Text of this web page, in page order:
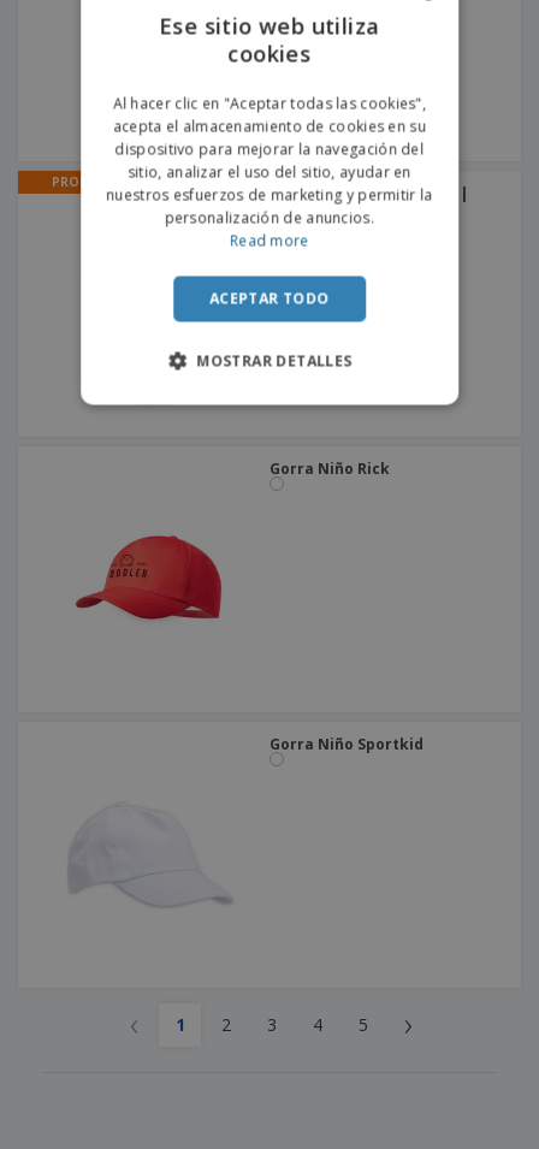
PROMO
Gorro reversible TRAVEL |
Sombrero Reversible
Gorra Niño Rick
Gorra Niño Sportkid
‹ 1 2 3 4 5 ›
SPANISH
Ese sitio web utiliza
cookies
Al hacer clic en "Aceptar todas las cookies",
acepta el almacenamiento de cookies en su
dispositivo para mejorar la navegación del
sitio, analizar el uso del sitio, ayudar en
nuestros esfuerzos de marketing y permitir la
personalización de anuncios.
Read more
ACEPTAR TODO
MOSTRAR DETALLES